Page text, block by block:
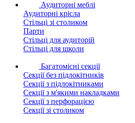
Аудиторні меблі
Аудиторні крісла
Стільці зі столиком
Парти
Стільці для аудиторій
Стільці для школи
Багатомісні секції
Секції без підлокітників
Секції з підлокітниками
Секції з м'якими накладками
Секції з перфорацією
Секції зі столиком